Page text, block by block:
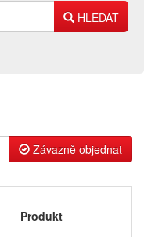
HLEDAT
Papíry a
fólie
3DW
Pásky
Závazně objednat
Produkt